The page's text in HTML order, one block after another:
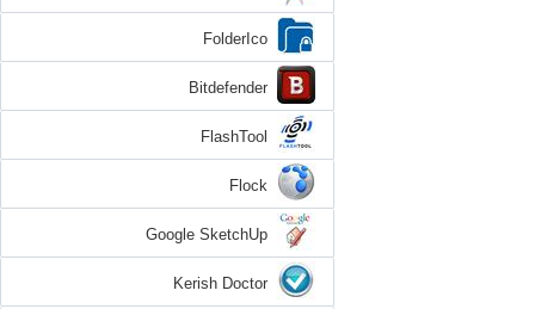
FolderIco
Bitdefender
FlashTool
Flock
Google SketchUp
Kerish Doctor